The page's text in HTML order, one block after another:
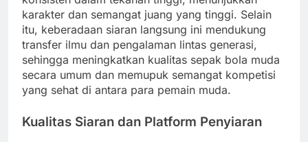
karakter dan semangat juang yang tinggi. Selain
itu, keberadaan siaran langsung ini mendukung
transfer ilmu dan pengalaman lintas generasi,
sehingga meningkatkan kualitas sepak bola muda
secara umum dan memupuk semangat kompetisi
yang sehat di antara para pemain muda.
Kualitas Siaran dan Platform Penyiaran